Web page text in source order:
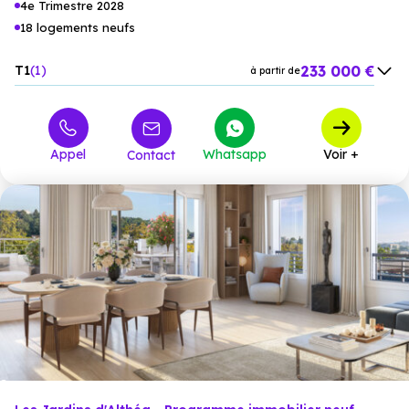
4e Trimestre 2028
18 logements neufs
T1 1 à partir de233 000 €
à partir de 373 000 €
à partir de 450 000 €
T5 5 à partir de710 000 €
Appel Contact Whatsapp Voir +